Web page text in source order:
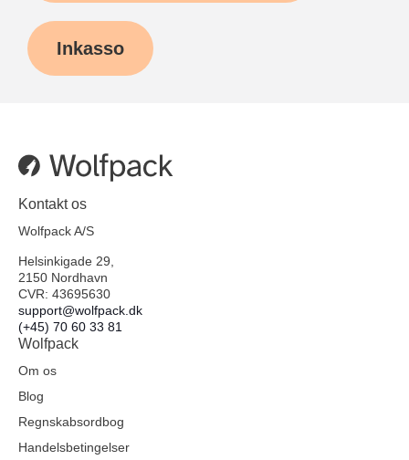
Inkasso
Kontakt os
Wolfpack A/S
Helsinkigade 29,
2150 Nordhavn
CVR: 43695630
support@wolfpack.dk
(+45) 70 60 33 81
Wolfpack
Om os
Blog
Regnskabsordbog
Handelsbetingelser